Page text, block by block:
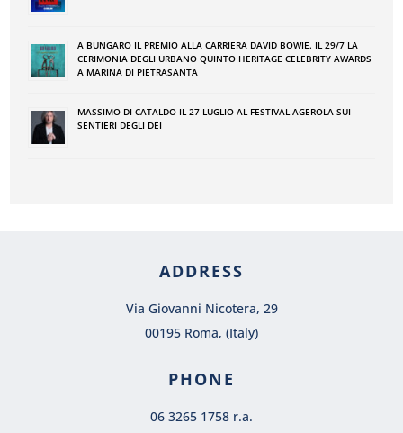
A BUNGARO IL PREMIO ALLA CARRIERA DAVID BOWIE. IL 29/7 LA
CERIMONIA DEGLI URBANO QUINTO HERITAGE CELEBRITY AWARDS
A MARINA DI PIETRASANTA
MASSIMO DI CATALDO IL 27 LUGLIO AL FESTIVAL AGEROLA SUI
SENTIERI DEGLI DEI
ADDRESS
Via Giovanni Nicotera, 29
00195 Roma, (Italy)
PHONE
06 3265 1758 r.a.